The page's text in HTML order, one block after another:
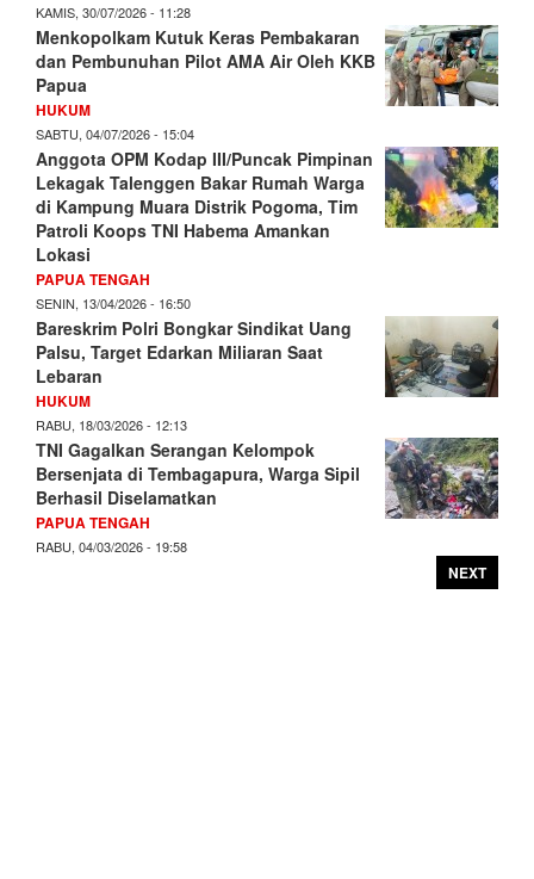
KAMIS, 30/07/2026 - 11:28
Menkopolkam Kutuk Keras Pembakaran
dan Pembunuhan Pilot AMA Air Oleh KKB
Papua
HUKUM
SABTU, 04/07/2026 - 15:04
Anggota OPM Kodap III/Puncak Pimpinan
Lekagak Talenggen Bakar Rumah Warga
di Kampung Muara Distrik Pogoma, Tim
Patroli Koops TNI Habema Amankan
Lokasi
PAPUA TENGAH
SENIN, 13/04/2026 - 16:50
Bareskrim Polri Bongkar Sindikat Uang
Palsu, Target Edarkan Miliaran Saat
Lebaran
HUKUM
RABU, 18/03/2026 - 12:13
TNI Gagalkan Serangan Kelompok
Bersenjata di Tembagapura, Warga Sipil
Berhasil Diselamatkan
PAPUA TENGAH
RABU, 04/03/2026 - 19:58
NEXT